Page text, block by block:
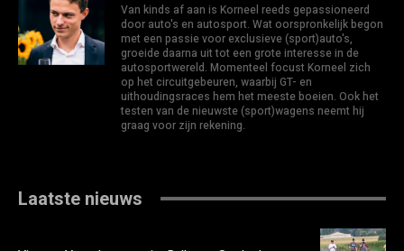
Van kinds af aan is Korneel reeds gepassioneerd
door auto's en autosport. Wat oorspronkelijk begon
met een passie voor exclusieve (sport)auto's,
groeide daarna uit tot een grote interesse in de
autosportwereld. Momenteel focust Korneel zich
op het circuitgebeuren, waarbij GT- en
uithoudingsraces hem het meeste boeien. Ook het
testen van de nieuwste (sport)wagens neemt hij
graag voor zijn rekening.
Laatste nieuws